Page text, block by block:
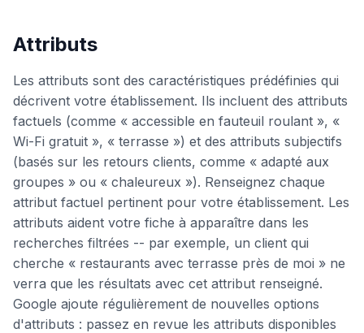
Attributs
Les attributs sont des caractéristiques prédéfinies qui
décrivent votre établissement. Ils incluent des attributs
factuels (comme « accessible en fauteuil roulant », «
Wi-Fi gratuit », « terrasse ») et des attributs subjectifs
(basés sur les retours clients, comme « adapté aux
groupes » ou « chaleureux »). Renseignez chaque
attribut factuel pertinent pour votre établissement. Les
attributs aident votre fiche à apparaître dans les
recherches filtrées -- par exemple, un client qui
cherche « restaurants avec terrasse près de moi » ne
verra que les résultats avec cet attribut renseigné.
Google ajoute régulièrement de nouvelles options
d'attributs : passez en revue les attributs disponibles